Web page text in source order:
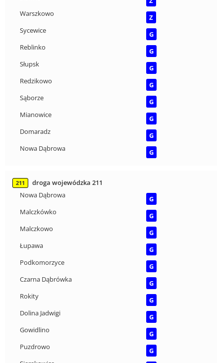
Warszkowo
Z
Sycewice
G
Reblinko
G
Słupsk
G
Redzikowo
G
Sąborze
G
Mianowice
G
Domaradz
G
Nowa Dąbrowa
G
211
droga wojewódzka 211
Nowa Dąbrowa
G
Malczkówko
G
Malczkowo
G
Łupawa
G
Podkomorzyce
G
Czarna Dąbrówka
G
Rokity
G
Dolina Jadwigi
G
Gowidlino
G
Puzdrowo
G